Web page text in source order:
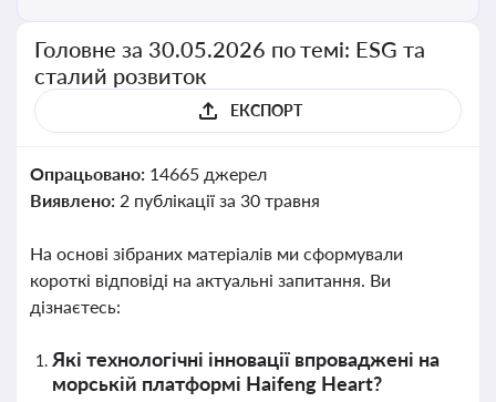
Головне за 30.05.2026 по темі: ESG та
сталий розвиток
ЕКСПОРТ
Опрацьовано: 14665 джерел
Виявлено: 2 публікації за 30 травня
На основі зібраних матеріалів ми сформували
короткі відповіді на актуальні запитання. Ви
дізнаєтесь:
Які технологічні інновації впроваджені на
морській платформі Haifeng Heart?